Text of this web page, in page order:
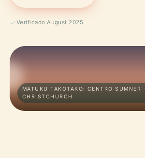
Verificado August 2025
MATUKU TAKOTAKO: CENTRO SUMNER ·
CHRISTCHURCH